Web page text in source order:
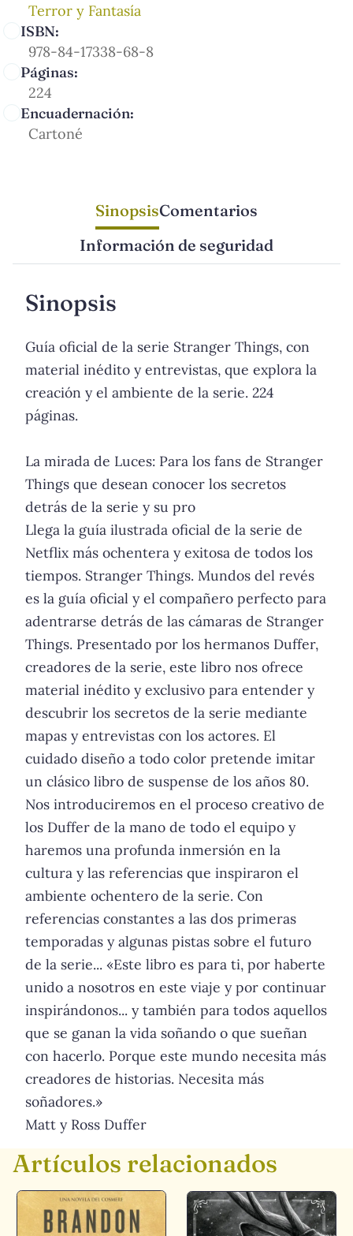
Terror y Fantasía
ISBN:
978-84-17338-68-8
Páginas:
224
Encuadernación:
Cartoné
SinopsisComentarios
Información de seguridad
Sinopsis
Guía oficial de la serie Stranger Things, con
material inédito y entrevistas, que explora la
creación y el ambiente de la serie. 224
páginas.
La mirada de Luces: Para los fans de Stranger
Things que desean conocer los secretos
detrás de la serie y su pro
Llega la guía ilustrada oficial de la serie de
Netflix más ochentera y exitosa de todos los
tiempos. Stranger Things. Mundos del revés
es la guía oficial y el compañero perfecto para
adentrarse detrás de las cámaras de Stranger
Things. Presentado por los hermanos Duffer,
creadores de la serie, este libro nos ofrece
material inédito y exclusivo para entender y
descubrir los secretos de la serie mediante
mapas y entrevistas con los actores. El
cuidado diseño a todo color pretende imitar
un clásico libro de suspense de los años 80.
Nos introduciremos en el proceso creativo de
los Duffer de la mano de todo el equipo y
haremos una profunda inmersión en la
cultura y las referencias que inspiraron el
ambiente ochentero de la serie. Con
referencias constantes a las dos primeras
temporadas y algunas pistas sobre el futuro
de la serie... «Este libro es para ti, por haberte
unido a nosotros en este viaje y por continuar
inspirándonos... y también para todos aquellos
que se ganan la vida soñando o que sueñan
con hacerlo. Porque este mundo necesita más
creadores de historias. Necesita más
soñadores.»
Matt y Ross Duffer
Artículos relacionados